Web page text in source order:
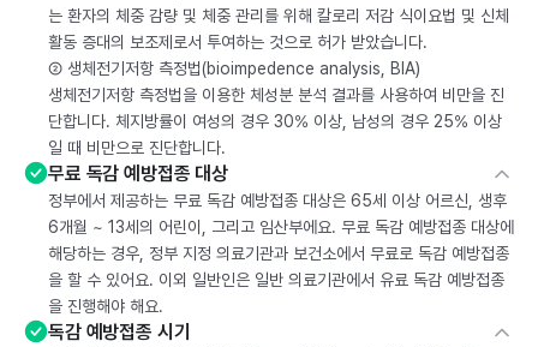
는 환자의 체중 감량 및 체중 관리를 위해 칼로리 저감 식이요법 및 신체
활동 증대의 보조제로서 투여하는 것으로 허가 받았습니다.
② 생체전기저항 측정법(bioimpedence analysis, BIA)
생체전기저항 측정법을 이용한 체성분 분석 결과를 사용하여 비만을 진
단합니다. 체지방률이 여성의 경우 30% 이상, 남성의 경우 25% 이상
일 때 비만으로 진단합니다.
무료 독감 예방접종 대상
정부에서 제공하는 무료 독감 예방접종 대상은 65세 이상 어르신, 생후
6개월 ~ 13세의 어린이, 그리고 임산부에요. 무료 독감 예방접종 대상에
해당하는 경우, 정부 지정 의료기관과 보건소에서 무료로 독감 예방접종
을 할 수 있어요. 이외 일반인은 일반 의료기관에서 유료 독감 예방접종
을 진행해야 해요.
독감 예방접종 시기